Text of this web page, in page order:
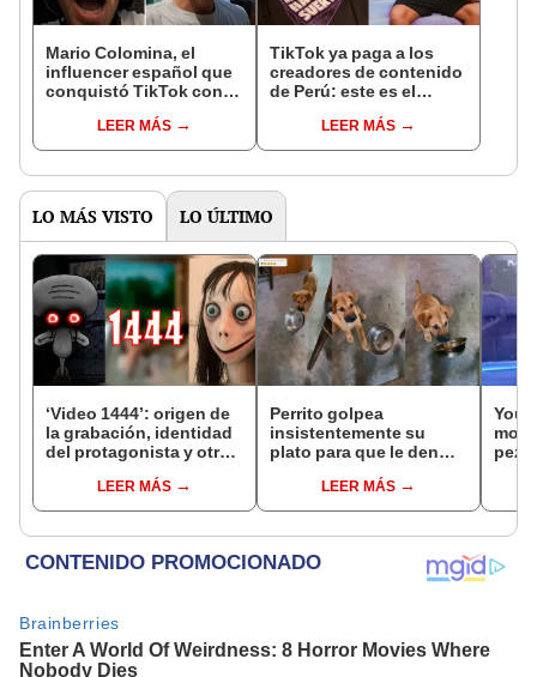
Mario Colomina, el
influencer español que
conquistó TikTok con
"Mi amor nació por la
gastronomía"
LEER MÁS
TikTok ya paga a los
creadores de contenido
de Perú: este es el
llegar a cobrar por 1.000
vistas
LEER MÁS
LO MÁS VISTO LO ÚLTIMO
‘Video 1444’: origen de
la grabación, identidad
del protagonista y otros
[VIDEO]LEER MÁS
Perrito golpea
insistentemente su
plato para que le den
LEER MÁS
pez